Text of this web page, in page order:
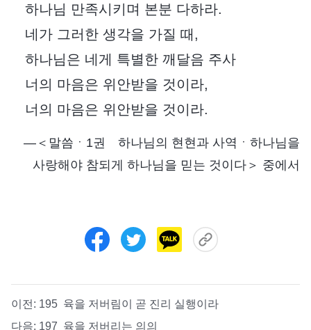
하나님 만족시키며 본분 다하라.
네가 그러한 생각을 가질 때,
하나님은 네게 특별한 깨달음 주사
너의 마음은 위안받을 것이라,
너의 마음은 위안받을 것이라.
―＜말씀ㆍ1권 하나님의 현현과 사역ㆍ하나님을
사랑해야 참되게 하나님을 믿는 것이다＞ 중에서
이전: 195 육을 저버림이 곧 진리 실행이라
다음: 197 육을 저버리는 의의